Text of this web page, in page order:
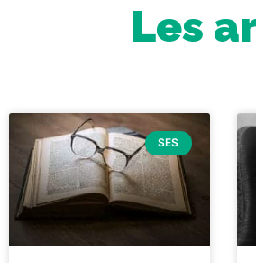
Les
SES